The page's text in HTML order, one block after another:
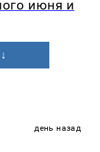
июня и
день назад